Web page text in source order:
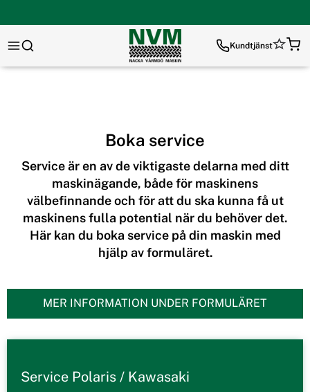
Kundtjänst
Boka service
Service är en av de viktigaste delarna med ditt
maskinägande, både för maskinens
välbefinnande och för att du ska kunna få ut
maskinens fulla potential när du behöver det.
Här kan du boka service på din maskin med
hjälp av formuläret.
MER INFORMATION UNDER FORMULÄRET
Service Polaris / Kawasaki